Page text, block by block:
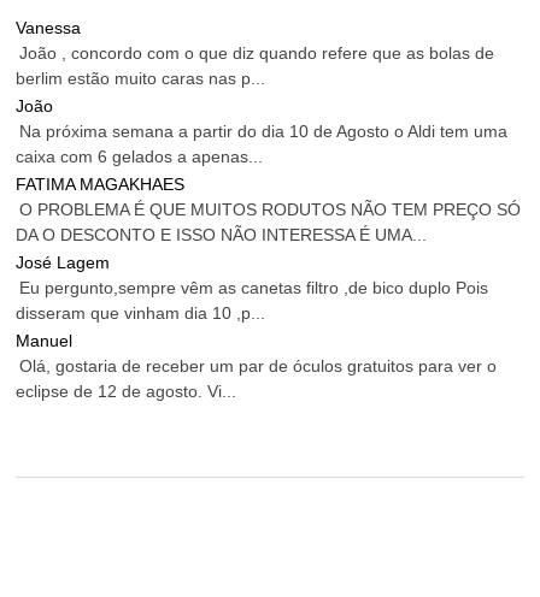
Vanessa
João , concordo com o que diz quando refere que as bolas de
berlim estão muito caras nas p...
João
Na próxima semana a partir do dia 10 de Agosto o Aldi tem uma
caixa com 6 gelados a apenas...
FATIMA MAGAKHAES
O PROBLEMA É QUE MUITOS RODUTOS NÃO TEM PREÇO SÓ
DA O DESCONTO E ISSO NÃO INTERESSA É UMA...
José Lagem
Eu pergunto,sempre vêm as canetas filtro ,de bico duplo Pois
disseram que vinham dia 10 ,p...
Manuel
Olá, gostaria de receber um par de óculos gratuitos para ver o
eclipse de 12 de agosto. Vi...